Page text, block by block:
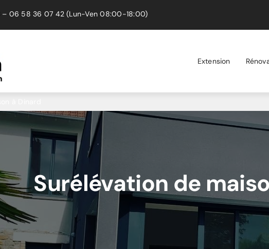
– 06 58 36 07 42 (Lun-Ven 08:00-18:00)
Extension
Surélévation de